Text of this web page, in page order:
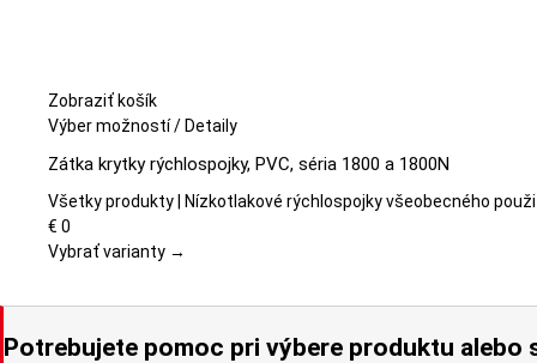
Zobraziť košík
Výber možnostíTento
má
viacero
Možnosti
môžete
na
/Detaily
Zátka krytky rýchlospojky, PVC, séria 1800 a 1800N
Všetky produkty | Nízkotlakové rýchlospojky všeobecného
€ 0
Vybrať varianty →
Potrebujete pomoc pri výbere produktu alebo